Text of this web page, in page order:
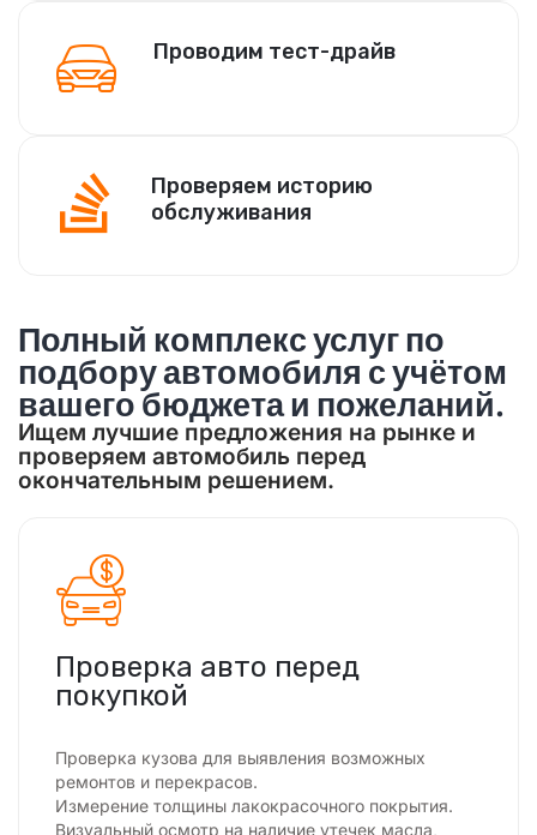
Проводим тест-драйв
Проверяем историю
обслуживания
Полный комплекс услуг по
подбору автомобиля с учётом
вашего бюджета и пожеланий.
Ищем лучшие предложения на рынке и
проверяем автомобиль перед
окончательным решением.
Проверка авто перед
покупкой
Проверка кузова для выявления возможных
ремонтов и перекрасов.
Измерение толщины лакокрасочного покрытия.
Визуальный осмотр на наличие утечек масла,